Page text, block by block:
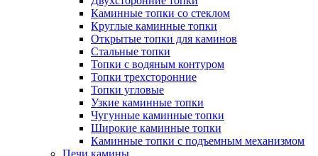
Каминные топки со стеклом
Круглые каминные топки
Открытые топки для каминов
Стальные топки
Топки с водяным контуром
Топки трехсторонние
Топки угловые
Узкие каминные топки
Чугунные каминные топки
Широкие каминные топки
Каминные топки с подъемным механизмом
Печи камины